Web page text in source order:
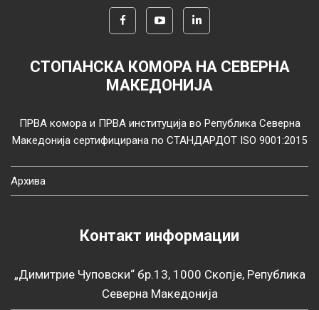
СТОПАНСКА КОМОРА НА СЕВЕРНА
МАКЕДОНИЈА
ПРВА комора и ПРВА институција во Република Северна
Македонија сертифицирана по СТАНДАРДОТ ISO 9001:2015
Архива
Контакт информации
„Димитрие Чуповски“ бр.13, 1000 Скопје, Република
Северна Македонија